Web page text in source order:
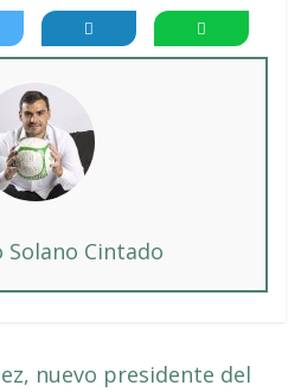
Solano Cintado
nuevo presidente del